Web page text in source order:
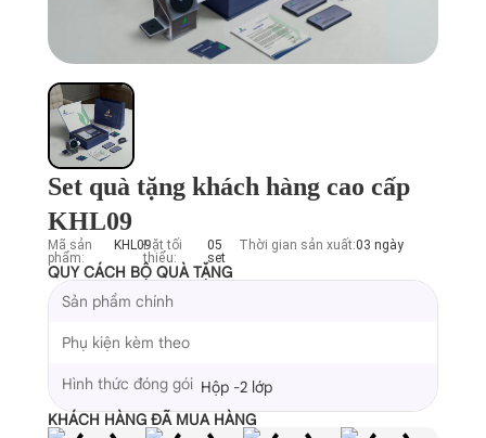
Set quà tặng khách hàng cao cấp
KHL09
Mã sản
phẩm:
KHL09Đặt tối
thiểu:
05
set
Thời gian sản xuất:03 ngày
QUY CÁCH BỘ QUÀ TẶNG
Sản phẩm chính
Phụ kiện kèm theo
Hình thức đóng gói Hộp -2 lớp
KHÁCH HÀNG ĐÃ MUA HÀNG